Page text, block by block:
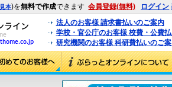
見本)を無料で作成できます 会員登録(無料) ログイン
法人のお客様 請求書払いのご案内
学校・官公庁のお客様 校費・公費
研究機関のお客様 科研費払いのご